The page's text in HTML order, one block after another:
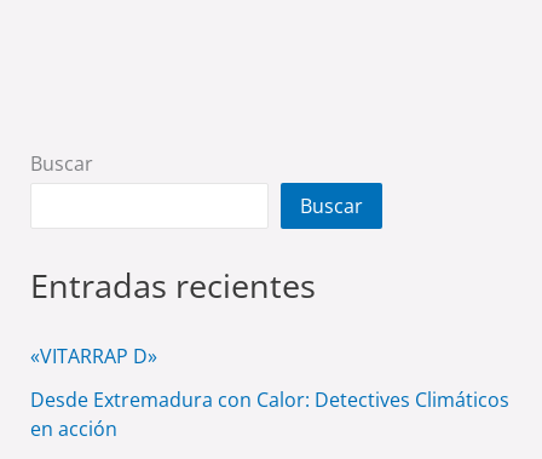
Buscar
Buscar
Entradas recientes
«VITARRAP D»
Desde Extremadura con Calor: Detectives Climáticos
en acción